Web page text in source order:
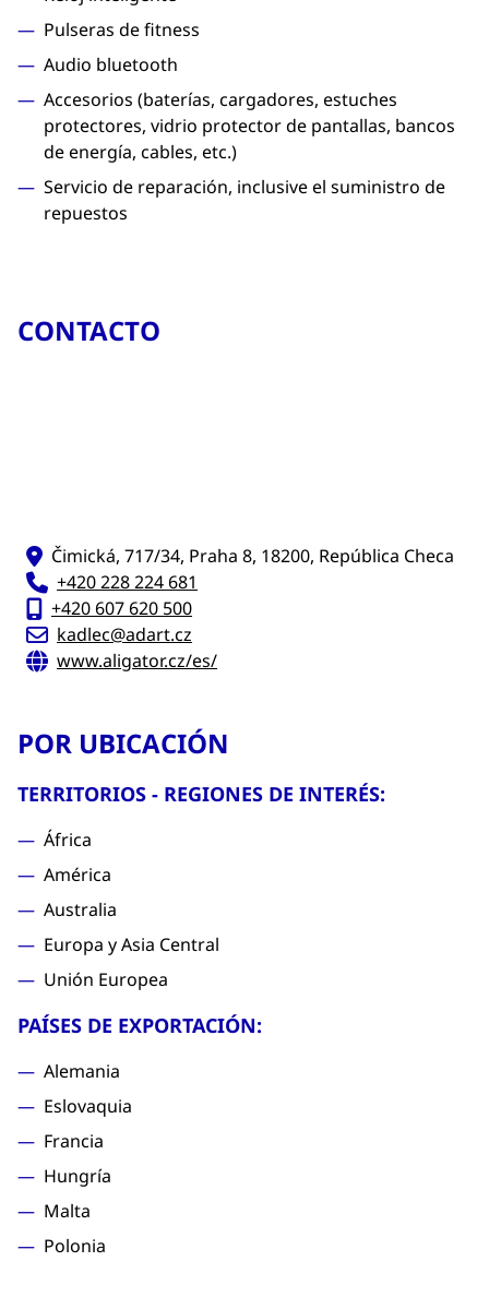
Pulseras de fitness
Audio bluetooth
Accesorios (baterías, cargadores, estuches
protectores, vidrio protector de pantallas, bancos
de energía, cables, etc.)
Servicio de reparación, inclusive el suministro de
repuestos
CONTACTO
Čimická, 717/34, Praha 8, 18200, República Checa
+420 228 224 681
+420 607 620 500
kadlec@adart.cz
www.aligator.cz/es/
POR UBICACIÓN
TERRITORIOS - REGIONES DE INTERÉS:
África
América
Australia
Europa y Asia Central
Unión Europea
PAÍSES DE EXPORTACIÓN:
Alemania
Eslovaquia
Francia
Hungría
Malta
Polonia